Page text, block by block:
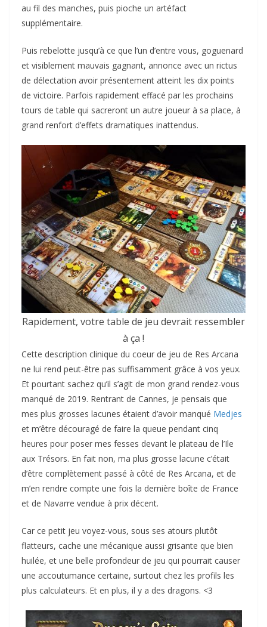
au fil des manches, puis pioche un artéfact
supplémentaire.
Puis rebelotte jusqu’à ce que l’un d’entre vous, goguenard
et visiblement mauvais gagnant, annonce avec un rictus
de délectation avoir présentement atteint les dix points
de victoire. Parfois rapidement effacé par les prochains
tours de table qui sacreront un autre joueur à sa place, à
grand renfort d’effets dramatiques inattendus.
Rapidement, votre table de jeu devrait ressembler
à ça !
Cette description clinique du coeur de jeu de Res Arcana
ne lui rend peut-être pas suffisamment grâce à vos yeux.
Et pourtant sachez qu’il s’agit de mon grand rendez-vous
manqué de 2019. Rentrant de Cannes, je pensais que
mes plus grosses lacunes étaient d’avoir manqué Medjes
et m’être découragé de faire la queue pendant cinq
heures pour poser mes fesses devant le plateau de l’Ile
aux Trésors. En fait non, ma plus grosse lacune c’était
d’être complètement passé à côté de Res Arcana, et de
m’en rendre compte une fois la dernière boîte de France
et de Navarre vendue à prix décent.
Car ce petit jeu voyez-vous, sous ses atours plutôt
flatteurs, cache une mécanique aussi grisante que bien
huilée, et une belle profondeur de jeu qui pourrait causer
une accoutumance certaine, surtout chez les profils les
plus calculateurs. Et en plus, il y a des dragons. <3